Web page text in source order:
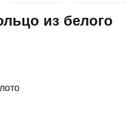
из белого